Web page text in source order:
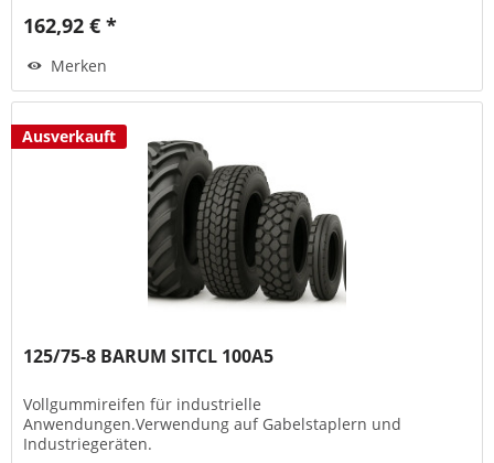
162,92 € *
Merken
Ausverkauft
125/75-8 BARUM SITCL 100A5
Vollgummireifen für industrielle
Anwendungen.Verwendung auf Gabelstaplern und
Industriegeräten.